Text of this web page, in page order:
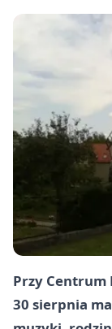
Przy Centrum
30 sierpnia